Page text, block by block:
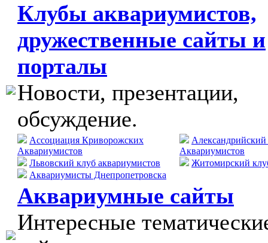
Клубы аквариумистов,
дружественные сайты и
порталы
Новости, презентации,
обсуждение.
Ассоциация Криворожских
Аквариумистов
Львовский клуб аквариумистов
Аквариумисты Днепропетровска
Аквариумистов
Житомирский
Аквариумные сайты
Интересные